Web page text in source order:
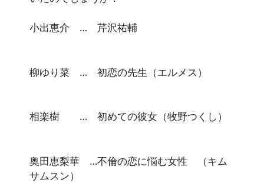
小出恵介 … 芹沢祐輔
柳ゆり菜 … 初恋の先生（エルメス）
相楽樹 … 初めての彼女（牧野つくし）
奥田恵梨華 …不倫の恋に悩む女性 （キム
サムスン）